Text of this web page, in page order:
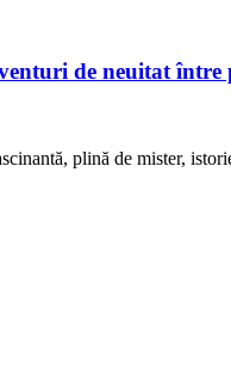
de neuitat între
plină de mister,